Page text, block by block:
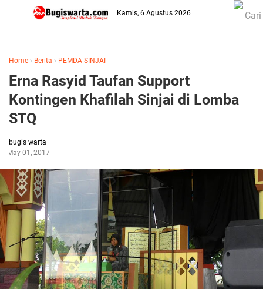
-->
Kamis, 6 Agustus 2026
Home › Berita › PEMDA SINJAI
Erna Rasyid Taufan Support
Kontingen Khafilah Sinjai di Lomba
STQ
bugis warta
May 01, 2017